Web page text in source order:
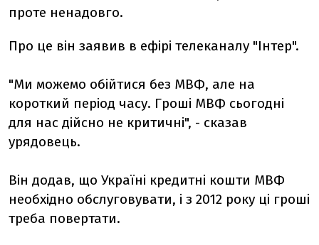
проте ненадовго.
Про це він заявив в ефірі телеканалу "Інтер".
"Ми можемо обійтися без МВФ, але на
короткий період часу. Гроші МВФ сьогодні
для нас дійсно не критичні", - сказав
урядовець.
Він додав, що Україні кредитні кошти МВФ
необхідно обслуговувати, і з 2012 року ці гроші
треба повертати.